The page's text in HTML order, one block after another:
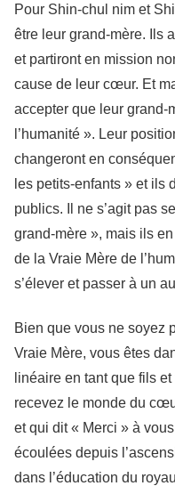
Pour Shin-chul nim et
être leur grand-mère. Ils
et partiront en mission
cause de leur cœur. Et
accepter que leur grand-
l’humanité ». Leur
changeront en
les petits-enfants » et ils
publics. Il ne s’agit pas
grand-mère », mais ils
de la Vraie Mère de
s’élever et passer à un
Bien que vous ne soyez
Vraie Mère, vous êtes
linéaire en tant que fils
recevez le monde du
et qui dit « Merci » à
écoulées depuis
dans l’éducation du